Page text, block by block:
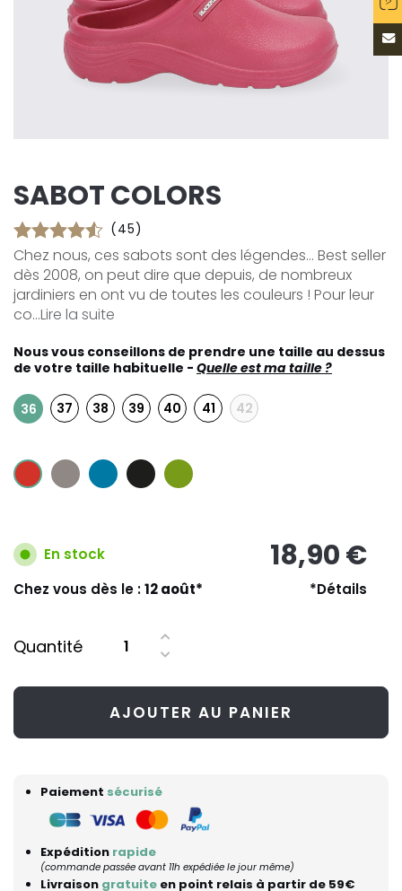
SABOT COLORS
(45)
Chez nous, ces sabots sont des légendes... Best seller
dès 2008, on peut dire que depuis, de nombreux
jardiniers en ont vu de toutes les couleurs ! Pour leur
co...Lire la suite
Nous vous conseillons de prendre une taille au dessus
de votre taille habituelle - Quelle est ma taille ?
36 37 38 39 40 41 42
En stock 18,90 €
Chez vous dès le :12 août* *Détails
Quantité
AJOUTER AU PANIER
Paiement sécurisé
Expédition rapide
(commande passée avant 11h expédiée le jour même)
Livraison gratuite en point relais à partir de 59€